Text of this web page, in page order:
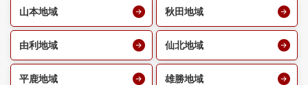
山本地域 秋田地域
由利地域 仙北地域
平鹿地域 雄勝地域